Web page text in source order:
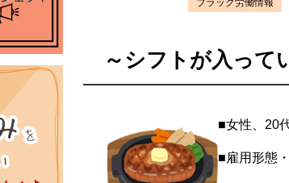
ブラック労働情報
～シフトが入って
■女性、20
■雇用形態